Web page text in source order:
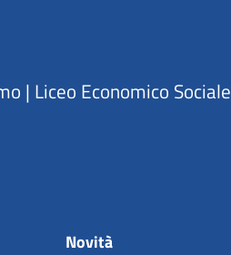
| Liceo Economico Sociale
Novità